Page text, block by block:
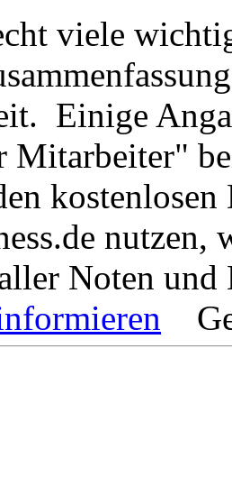
viele
Einige
Mitarbeiter"
kostenlosen
nutzen,
Noten und